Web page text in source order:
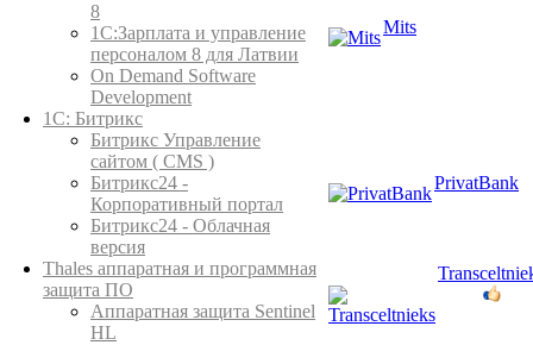
8
1С:Зарплата и управление
персоналом 8 для Латвии
On Demand Software
Development
1С: Битрикс
Битрикс Управление
сайтом ( CMS )
Битрикс24 -
Корпоративный портал
Битрикс24 - Облачная
версия
Thales аппаратная и программная
защита ПО
Аппаратная защита Sentinel
HL
Mits
PrivatBank